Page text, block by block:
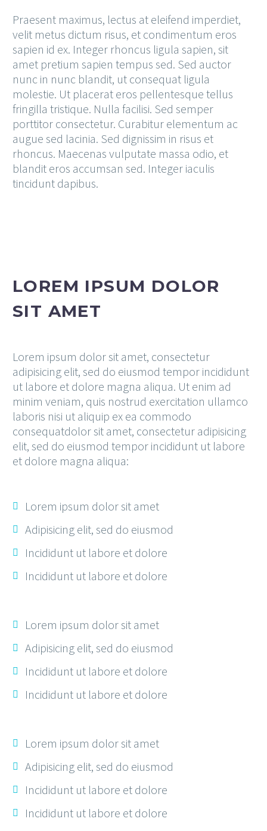
Praesent maximus, lectus at eleifend imperdiet,
velit metus dictum risus, et condimentum eros
sapien id ex. Integer rhoncus ligula sapien, sit
amet pretium sapien tempus sed. Sed auctor
nunc in nunc blandit, ut consequat ligula
molestie. Ut placerat eros pellentesque tellus
fringilla tristique. Nulla facilisi. Sed semper
porttitor consectetur. Curabitur elementum ac
augue sed lacinia. Sed dignissim in risus et
rhoncus. Maecenas vulputate massa odio, et
blandit eros accumsan sed. Integer iaculis
tincidunt dapibus.
LOREM IPSUM DOLOR
SIT AMET
Lorem ipsum dolor sit amet, consectetur
adipisicing elit, sed do eiusmod tempor incididunt
ut labore et dolore magna aliqua. Ut enim ad
minim veniam, quis nostrud exercitation ullamco
laboris nisi ut aliquip ex ea commodo
consequatdolor sit amet, consectetur adipisicing
elit, sed do eiusmod tempor incididunt ut labore
et dolore magna aliqua:
Lorem ipsum dolor sit amet
Adipisicing elit, sed do eiusmod
Incididunt ut labore et dolore
Incididunt ut labore et dolore
Lorem ipsum dolor sit amet
Adipisicing elit, sed do eiusmod
Incididunt ut labore et dolore
Incididunt ut labore et dolore
Lorem ipsum dolor sit amet
Adipisicing elit, sed do eiusmod
Incididunt ut labore et dolore
Incididunt ut labore et dolore